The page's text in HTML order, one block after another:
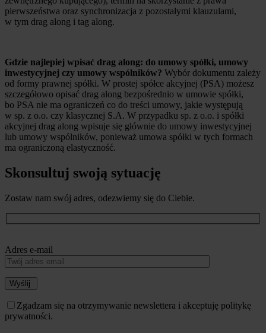
pierwszeństwa oraz synchronizacja z pozostałymi klauzulami,
w tym drag along i tag along.
Gdzie najlepiej wpisać drag along: do umowy spółki, umowy
inwestycyjnej czy umowy wspólników? Wybór dokumentu zależy
od formy prawnej spółki. W prostej spółce akcyjnej (PSA) możesz
szczegółowo opisać drag along bezpośrednio w umowie spółki,
bo PSA nie ma ograniczeń co do treści umowy, jakie występują
w sp. z o.o. czy klasycznej S.A. W przypadku sp. z o.o. i spółki
akcyjnej drag along wpisuje się głównie do umowy inwestycyjnej
lub umowy wspólników, ponieważ umowa spółki w tych formach
ma ograniczoną elastyczność.
Skonsultuj swoją sytuację
Zostaw nam swój adres, odezwiemy się do Ciebie.
Adres e-mail
Wyślij
Zgadzam się na otrzymywanie newslettera i akceptuję politykę
prywatności.